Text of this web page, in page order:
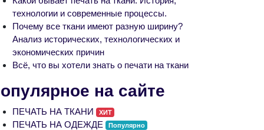
технологии и современные процессы.
Почему все ткани имеют разную ширину?
Анализ исторических, технологических и
экономических причин
Всё, что вы хотели знать о печати на ткани
на сайте
ПЕЧАТЬ НА ТКАНИ ХИТ
ПЕЧАТЬ НА ОДЕЖДЕ Популярно